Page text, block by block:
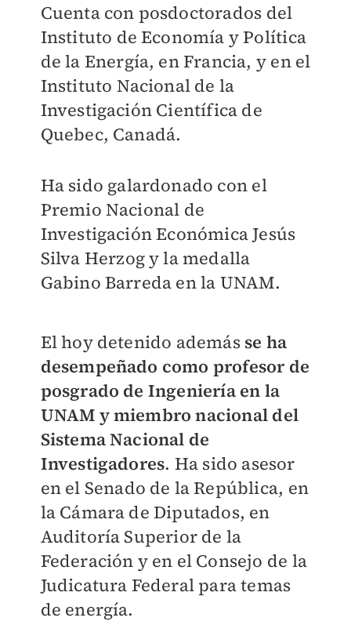
Cuenta con posdoctorados del
Instituto de Economía y Política
de la Energía, en Francia, y en el
Instituto Nacional de la
Investigación Científica de
Quebec, Canadá.
Ha sido galardonado con el
Premio Nacional de
Investigación Económica Jesús
Silva Herzog y la medalla
Gabino Barreda en la UNAM.
El hoy detenido además se ha
desempeñado como profesor de
posgrado de Ingeniería en la
UNAM y miembro nacional del
Sistema Nacional de
Investigadores. Ha sido asesor
en el Senado de la República, en
la Cámara de Diputados, en
Auditoría Superior de la
Federación y en el Consejo de la
Judicatura Federal para temas
de energía.